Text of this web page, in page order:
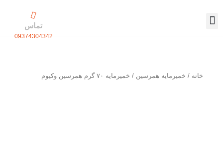
تماس
09374304342
خانه / خمیرمایه همرسین / خمیرمایه ۷۰ گرم همرسین وکیوم